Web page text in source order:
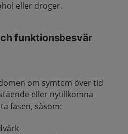
eller droger.
funktionsbesvär
om symtom över tid
eller nytillkomna
fasen, såsom: